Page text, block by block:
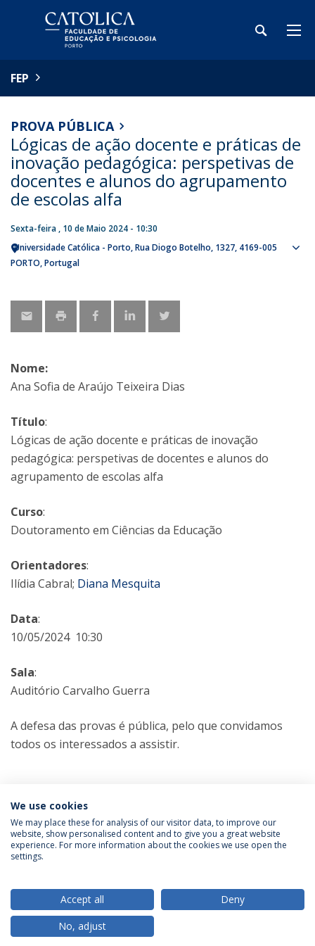
FEP
PROVA PÚBLICA
Lógicas de ação docente e práticas de
inovação pedagógica: perspetivas de
docentes e alunos do agrupamento
de escolas alfa
Sexta-feira , 10 de Maio 2024 - 10:30
Universidade Católica - Porto Rua Diogo Botelho, 1327 4169-005
PORTO Portugal
Nome:
Ana Sofia de Araújo Teixeira Dias
Título:
Lógicas de ação docente e práticas de inovação
pedagógica: perspetivas de docentes e alunos do
agrupamento de escolas alfa
Curso:
Doutoramento em Ciências da Educação
Orientadores:
Ilídia Cabral; Diana Mesquita
Data:
10/05/2024 10:30
Sala:
Auditório Carvalho Guerra
A defesa das provas é pública, pelo que convidamos
todos os interessados a assistir.
Doutoramento em Ciências da Educação
Política de Privacidade
Termos & Condições
© 2026 Universidade Católica Portuguesa
We use cookies
We may place these for analysis of our visitor data, to improve our
website, show personalised content and to give you a great website
experience. For more information about the cookies we use open the
settings.
Accept all
Deny
No, adjust